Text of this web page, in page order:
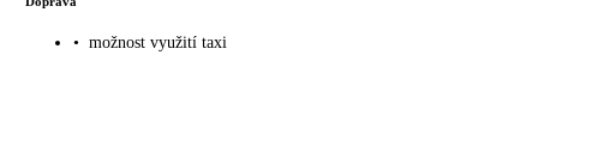
• možnost využití taxi